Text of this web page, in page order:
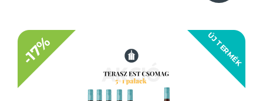
ÚJ TERMÉK
-17%